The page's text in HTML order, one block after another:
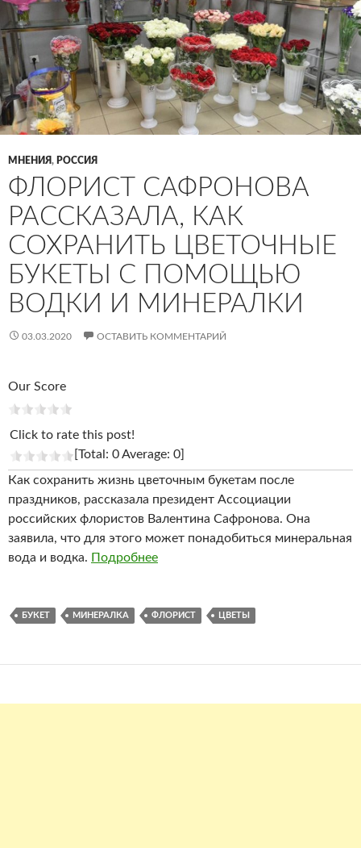
МНЕНИЯ, РОССИЯ
ФЛОРИСТ САФРОНОВА
РАССКАЗАЛА, КАК
СОХРАНИТЬ ЦВЕТОЧНЫЕ
БУКЕТЫ С ПОМОЩЬЮ
ВОДКИ И МИНЕРАЛКИ
03.03.2020 ОСТАВИТЬ КОММЕНТАРИЙ
Our Score
Click to rate this post!
[Total: 0 Average: 0]
Как сохранить жизнь цветочным букетам после
праздников, рассказала президент Ассоциации
российских флористов Валентина Сафронова. Она
заявила, что для этого может понадобиться минеральная
вода и водка. Подробнее
БУКЕТ МИНЕРАЛКА ФЛОРИСТ ЦВЕТЫ